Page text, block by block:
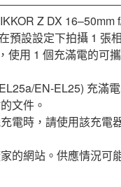
Z DX 16–50mm
預設設定下拍攝 1 張
使用 1 個充滿電的可
EN-EL25) 充滿
文件。
電時，請使用該充電
的網站。供應情況可